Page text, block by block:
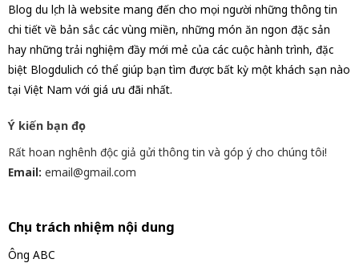
Blog du lịch là website mang đến cho mọi người những thông tin
chi tiết về bản sắc các vùng miền, những món ăn ngon đặc sản
hay những trải nghiệm đầy mới mẻ của các cuộc hành trình, đặc
biệt Blogdulich có thể giúp bạn tìm được bất kỳ một khách sạn nào
tại Việt Nam với giá ưu đãi nhất.
Ý kiến bạn đọc
Rất hoan nghênh độc giả gửi thông tin và góp ý cho chúng tôi!
Email: email@gmail.com
Chịu trách nhiệm nội dung
Ông ABC